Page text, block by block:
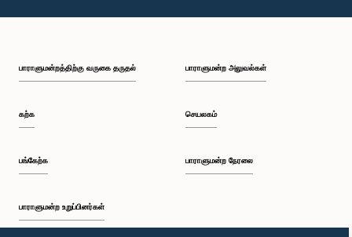
பாராளுமன்றத்திற்கு வருகை தருதல்
கற்க
பங்கேற்க
பாராளுமன்ற உறுப்பினர்கள்
பாராளுமன்ற அலுவல்கள்
செயலகம்
பாராளுமன்ற நேரலை